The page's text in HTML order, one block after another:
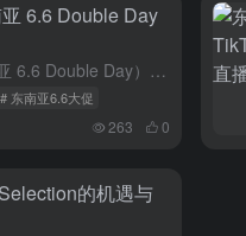
6.6 Double Day
TikTok 夏季两大促销活动（美区夏促与东南亚 6.6 Double Day），解析夏日消费场景下的选品策略、内容创意与转化玩法。结合美区流行趋势与东南亚六国差异化需求，提供从货品规划、达人合作到广...
# 东南亚6.6大促
263 0
的机遇与